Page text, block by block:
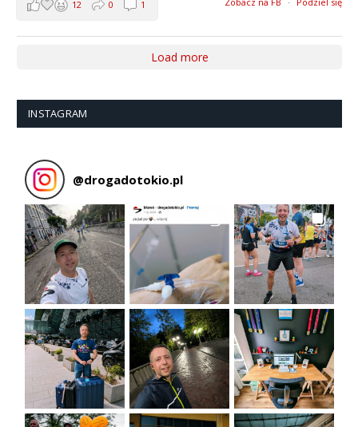
12 0 1
Load more
INSTAGRAM
@drogadotokio.pl